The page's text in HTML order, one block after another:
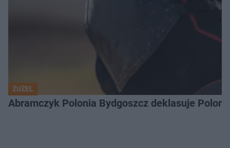
ŻUŻEL
Abramczyk Polonia Bydgoszcz deklasuje